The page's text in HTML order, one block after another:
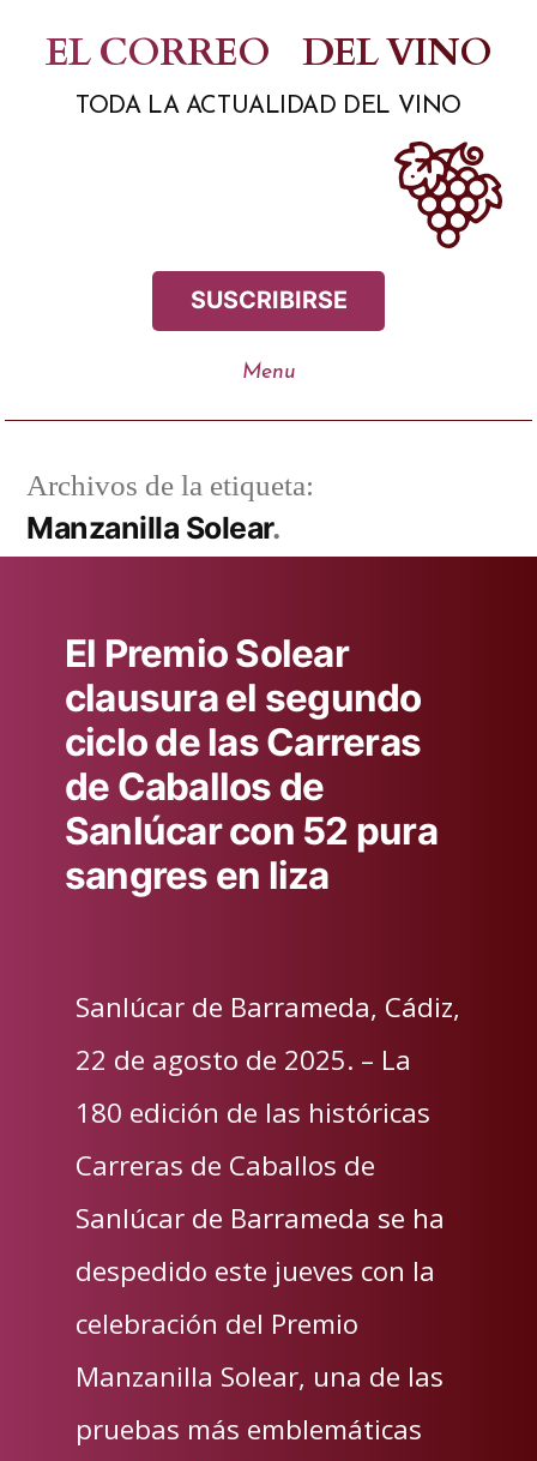
contenido
EL CORREO DEL VINO
TODA LA ACTUALIDAD DEL VINO
SUSCRIBIRSE
Archivos de la etiqueta:
Manzanilla Solear
El Premio Solear
clausura el segundo
ciclo de las Carreras
de Caballos de
Sanlúcar con 52 pura
sangres en liza
Sanlúcar de Barrameda, Cádiz,
22 de agosto de 2025. – La
180 edición de las históricas
Carreras de Caballos de
Sanlúcar de Barrameda se ha
despedido este jueves con la
celebración del Premio
Manzanilla Solear, una de las
pruebas más emblemáticas